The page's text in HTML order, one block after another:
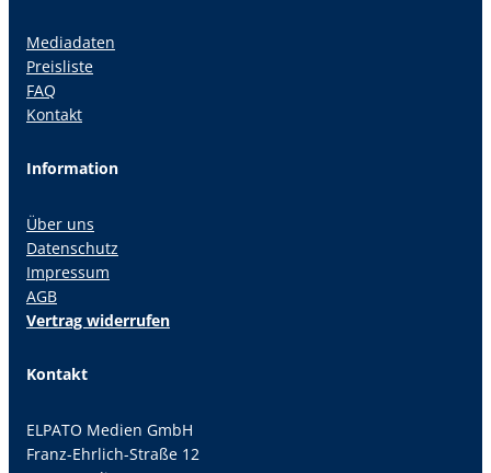
Mediadaten
Preisliste
FAQ
Kontakt
Information
Über uns
Datenschutz
Impressum
AGB
Vertrag widerrufen
Kontakt
ELPATO Medien GmbH
Franz-Ehrlich-Straße 12